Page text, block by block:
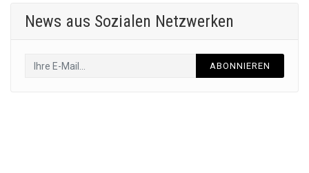
News aus Sozialen Netzwerken
ABONNIEREN